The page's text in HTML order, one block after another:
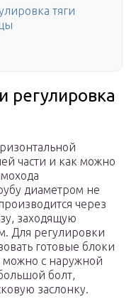
тяги
части и как можно
диаметром не
через
заходящую
Для регулировки
готовые блоки
можно с наружной
болт,
заслонку.